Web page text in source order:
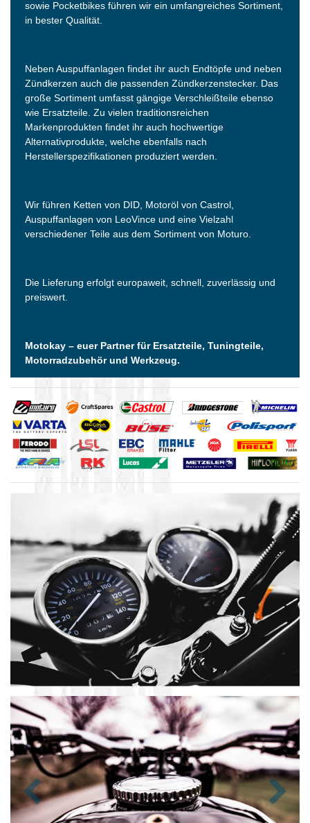
sowie Pocketbikes führen wir ein umfangreiches Sortiment,
in bester Qualität.
Neben Auspuffanlagen findet ihr auch Endtöpfe und neben
Zündkerzen auch die passenden Zündkerzenstecker. Das
große Sortiment umfasst gängige Verschleißteile ebenso
wie Ersatzteile. Zu vielen traditionsreichen
Markenprodukten findet ihr auch hochwertige
Alternativprodukte, welche ebenfalls nach
Herstellerspezifikationen produziert werden.
Wir führen Ketten von DID, Motoröl von Castrol,
Auspuffanlagen von LeoVince und eine Vielzahl
verschiedener Teile aus dem Sortiment von Moturo.
Die Lieferung erfolgt europaweit, schnell, zuverlässig und
preiswert.
Motokay – euer Partner für Ersatzteile, Tuningteile,
Motorradzubehör und Werkzeug.
Zurück